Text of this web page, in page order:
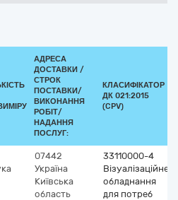
АДРЕСА
ДОСТАВКИ /
СТРОК
ПОСТАВКИ/
ВИКОНАННЯ
РОБІТ/
НАДАННЯ
ПОСЛУГ:
КЛАСИФІКАТОР
ДК 021:2015
(CPV)
07442
Україна
Київська
область
33110000-4
Візуалізаційне
обладнання
для потреб